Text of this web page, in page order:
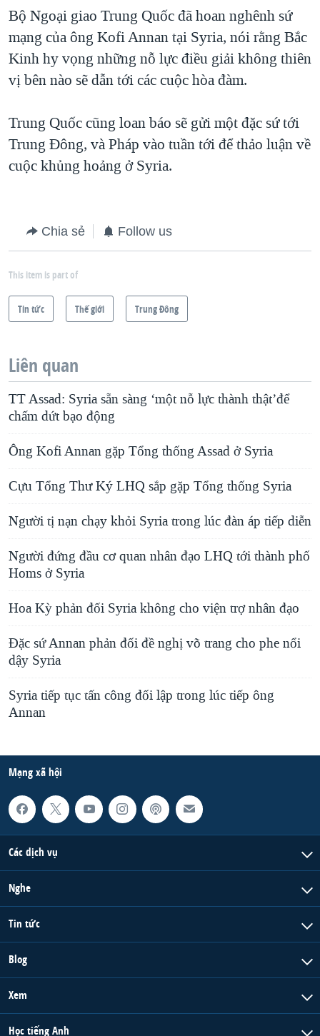
Bộ Ngoại giao Trung Quốc đã hoan nghênh sứ
mạng của ông Kofi Annan tại Syria, nói rằng Bắc
Kinh hy vọng những nỗ lực điều giải không thiên
vị bên nào sẽ dẫn tới các cuộc hòa đàm.
Trung Quốc cũng loan báo sẽ gửi một đặc sứ tới
Trung Đông, và Pháp vào tuần tới để thảo luận về
cuộc khủng hoảng ở Syria.
Chia sẻ Follow us
This item is part of
Tin tức Thế giới Trung Ðông
Liên quan
TT Assad: Syria sẵn sàng ‘một nỗ lực thành thật’để
chấm dứt bạo động
Ông Kofi Annan gặp Tổng thống Assad ở Syria
Cựu Tổng Thư Ký LHQ sắp gặp Tổng thống Syria
Người tị nạn chạy khỏi Syria trong lúc đàn áp tiếp diễn
Người đứng đầu cơ quan nhân đạo LHQ tới thành phố
Homs ở Syria
Hoa Kỳ phản đối Syria không cho viện trợ nhân đạo
Đặc sứ Annan phản đối đề nghị võ trang cho phe nổi
dậy Syria
Syria tiếp tục tấn công đối lập trong lúc tiếp ông
Annan
Mạng xã hội
Các dịch vụ
Nghe
Tin tức
Blog
Xem
Học tiếng Anh